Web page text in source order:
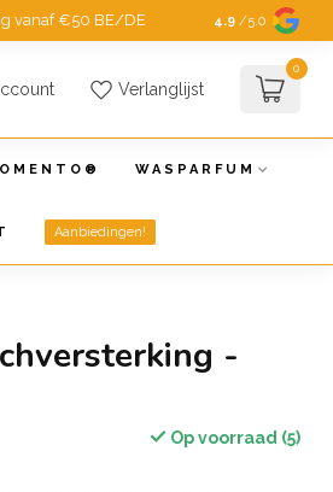
vanaf €50 BE/DE 4.9 /5.0
Verlanglijst
0
WASPARFUM
Aanbiedingen!
-
Op voorraad (5)